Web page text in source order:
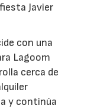
Javier
con una
Lagoom
cerca de
y continúa